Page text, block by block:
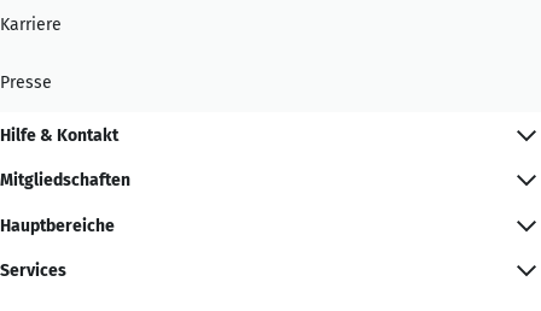
Karriere
Presse
Hilfe & Kontakt
Mitgliedschaften
Hauptbereiche
Services